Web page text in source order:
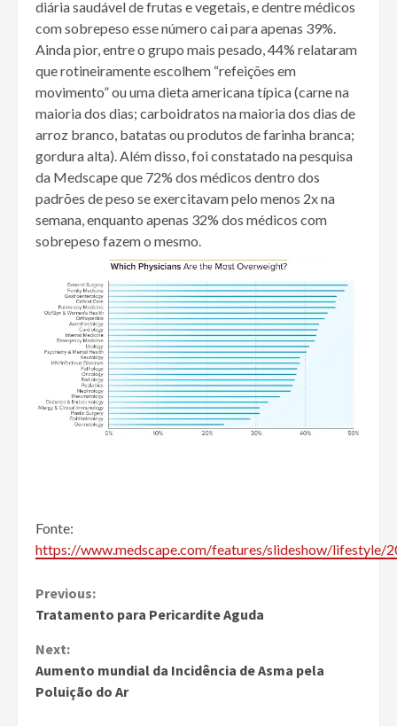
diária saudável de frutas e vegetais, e dentre médicos
com sobrepeso esse número cai para apenas 39%.
Ainda pior, entre o grupo mais pesado, 44% relataram
que rotineiramente escolhem “refeições em
movimento” ou uma dieta americana típica (carne na
maioria dos dias; carboidratos na maioria dos dias de
arroz branco, batatas ou produtos de farinha branca;
gordura alta). Além disso, foi constatado na pesquisa
da Medscape que 72% dos médicos dentro dos
padrões de peso se exercitavam pelo menos 2x na
semana, enquanto apenas 32% dos médicos com
sobrepeso fazem o mesmo.
Fonte:
https://www.medscape.com/features/slideshow/lifestyle/
Continue
Reading
Previous:
Tratamento para Pericardite Aguda
Next:
Aumento mundial da Incidência de Asma pela
Poluição do Ar